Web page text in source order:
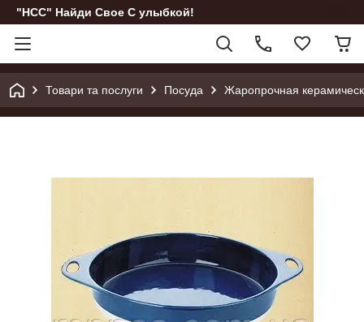
"НСС" Найди Свое С улыбкой!
Товари та послуги Посуда Жаропрочная